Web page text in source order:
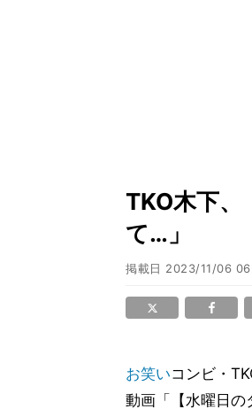
TKO木下、
て…」
掲載日 2023/11/06
お笑いコンビ・
動画「【水曜日の